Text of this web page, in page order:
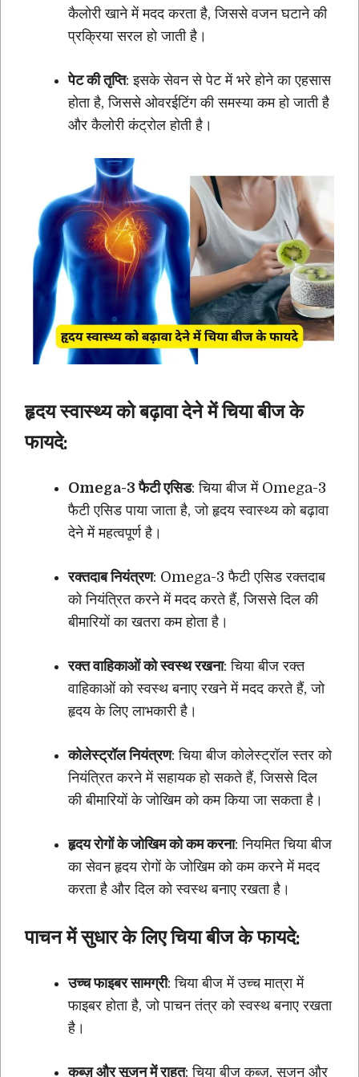
कैलोरी खाने में मदद करता है, जिससे वजन घटाने की
प्रक्रिया सरल हो जाती है।
पेट की तृप्ति: इसके सेवन से पेट में भरे होने का एहसास
होता है, जिससे ओवरईटिंग की समस्या कम हो जाती है
और कैलोरी कंट्रोल होती है।
हृदय स्वास्थ्य को बढ़ावा देने में चिया बीज के
फायदे:
Omega-3 फैटी एसिड: चिया बीज में Omega-3
फैटी एसिड पाया जाता है, जो हृदय स्वास्थ्य को बढ़ावा
देने में महत्वपूर्ण है।
रक्तदाब नियंत्रण: Omega-3 फैटी एसिड रक्तदाब
को नियंत्रित करने में मदद करते हैं, जिससे दिल की
बीमारियों का खतरा कम होता है।
रक्त वाहिकाओं को स्वस्थ रखना: चिया बीज रक्त
वाहिकाओं को स्वस्थ बनाए रखने में मदद करते हैं, जो
हृदय के लिए लाभकारी है।
कोलेस्ट्रॉल नियंत्रण: चिया बीज कोलेस्ट्रॉल स्तर को
नियंत्रित करने में सहायक हो सकते हैं, जिससे दिल
की बीमारियों के जोखिम को कम किया जा सकता है।
हृदय रोगों के जोखिम को कम करना: नियमित चिया बीज
का सेवन हृदय रोगों के जोखिम को कम करने में मदद
करता है और दिल को स्वस्थ बनाए रखता है।
पाचन में सुधार के लिए चिया बीज के फायदे:
उच्च फाइबर सामग्री: चिया बीज में उच्च मात्रा में
फाइबर होता है, जो पाचन तंत्र को स्वस्थ बनाए रखता
है।
कब्ज़ और सूजन में राहत: चिया बीज कब्ज़, सूजन और